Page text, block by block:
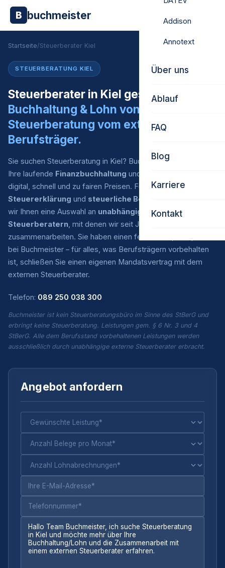
B buchmeister Addison
Annotext
Über uns
Ablauf
FAQ
Blog
Karriere
Kontakt
Startseite/Steuerberater Kiel
STEUERBERATUNG KIEL
Steuerberater in Kiel gesucht?
Buchhaltung & Lohn von uns.
Steuerberatung vom externen
Berufsträger.
Sie suchen Steuerberatung in Kiel? Buchmeister übernimmt
Ihre laufende Finanzbuchhaltung und
digital, schnell und zu fairen Preisen. Für
Jahresabschluss
Steuererklärung und steuerliche Beratung
wir Ihnen eine Auswahl an unabhängigen externen
Steuerberatern, mit denen wir seit Jahren eingespielt
zusammenarbeiten. Sie haben einen festen Ansprechpartner
bei Buchmeister – für alles, was Berufsträgern vorbehalten
ist, schließen Sie einen eigenen Mandatsvertrag mit dem
externen Steuerberater.
Telefon: 089 250 038 300
Buchmeister ist kein Steuerberatungsbüro im Sinne des StBerG und
erbringt keine Steuerberatung. Leistungen gem. § 6 Nr. 3 und 4
StBerG. Alle dem Berufsstand vorbehaltenen Leistungen werden
ausschließlich durch unabhängige externe Steuerberater erbracht.
Angebot anfordern